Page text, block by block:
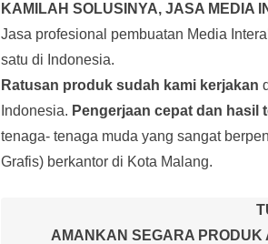
KAMILAH SOLUSINYA, JASA MEDIA
Jasa profesional pembuatan Media
satu di Indonesia.
Ratusan produk sudah kami kerjakan
Indonesia. Pengerjaan cepat dan hasil
tenaga- tenaga muda yang sangat
Grafis) berkantor di Kota Malang.
AMANKAN SEGARA PRODUK